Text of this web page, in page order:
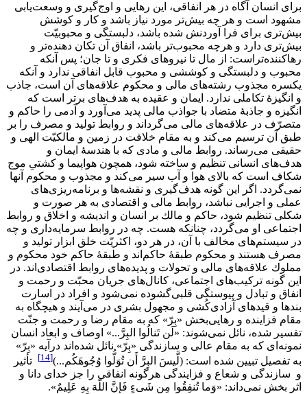
براى انسان آگاه در هر انفاقى، اين رهايى و اوج‌گيرى و وسعت‌يابى
مشهود است و هر چه بيش‌تر مورد نياز باشد و كار و كوشش
بيش‌ترى براى فرا آوردنش شده باشد، دلبستگى و محبوبيّت
بيش‌ترى دارد و هرچه محبوب‌تر باشد، انفاق آن تكان دهنده‌تر و
رهاكننده‌تراست: از مال تا نيروهاى فكرى و تا جان؛ پس آنكه
محبوب و دلبستگى و كوششى و محبوب قابل انفاقى ندارد و آنكه
يكسره مجذوب رشته‌هاى مالى و محكوم علاقه‌هاى آن است، جاذب
و انگيزۀ تكاملى ندارد. ايمان و عقيده به هدف‌هاى برتر است كه
انگيزه و جاذبۀ متضاد با جواذب مالى پديد مى‌آورد و آدمى را حاكم و
متصرّف در علاقه‌هاى مالى مى‌گرداند و روابط توليد و مصرف را بر
طبق آن ترسيم مى‌كند و به مقام خلافت در زمين و مالكيّت الهى و
حقيقى مى‌رساند. روابط مالى و مادى كه با هندسۀ ايمان و
هدف‌هاى انسانى تنظيم و ساخته شود، همچون هواپيما و كشتىِ موج
شكاف است كه بالاى هوا و آب سير مى‌كند و مجذوب و محكوم آنها
نمى‌گردد. اگر اين گونه هدف‌گيرى و نقشه‌ها و برنامه‌ريزى‌هاى
عملى و اجرايى نباشد، روابط مالى و اقتصادى به هر صورت و
شكلى تنظيم شود، حاكم و مالك بر انسان و انديشه و اخلاق و روابط
اجتماعى او مى‌گردد، چنانكه هست. چه در روابط سرمايه‌دارى و چه
در سيستم‌هاى مخالف با آن، در هر دو، اكثريّت خلق ابزار توليد و
مصرف هستند و محكوم طبقۀ حاكم‌اند و طبقۀ حاكم خود محكوم و
مملوك علاقه‌هاى مالى و تحولات و پديده‌هاى روابط اقتصادى‌اند. در
اين گونه تركيب‌هاى ‌اجتماعى، كانال‌هاى جريان محبّت و رحمت و
انفاق و تبادل و پيوستگى قلبى‌گشوده نمى‌شود و افراد در اسارت
بندها و قيدهاى آزادى‌كُشى و مجهول بشرى در مى‌آيند و هيچگاه به
مقام فزاينده و رهايى‌بخش «بِرّ» كه به مقام رضا و رحمت و جنّت
تفسير شده، نائل نمى‌شوند: «لَن تَنالُوا البِرَّ...» اوصاف و ابعاد انسان
نمونه‌اى كه به مقام عالى و سازندگى «بِرّ» نائل شده‌اند درآيه «بِرّ»
به تفصيل تبيين شده است: (لَّيسَ البِرَّ أَن تُوَلُّوا وُجُوهَكُم...)[14]
تأثير
و سازندگى و شعاع و فزايندگى هرگونه انفاقى را جز خداى دانا و
اثر بخش نمى‌داند: «وَما تُنفِقُوا مِن شَىءٍ فَإِنَّ اللّهَ بِهِ عَلِيمٌ».